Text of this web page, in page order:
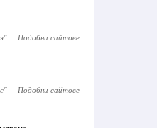
" Подобни сайтове
" Подобни сайтове